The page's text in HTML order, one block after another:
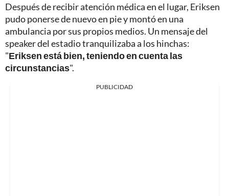
Después de recibir atención médica en el lugar, Eriksen
pudo ponerse de nuevo en pie y montó en una
ambulancia por sus propios medios. Un mensaje del
speaker del estadio tranquilizaba a los hinchas:
"Eriksen está bien, teniendo en cuenta las
circunstancias".
PUBLICIDAD